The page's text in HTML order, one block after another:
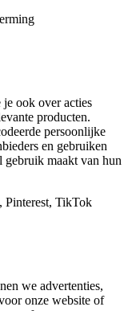
ook over acties
producten.
persoonlijke
en gebruiken
gebruik maakt van hun
TikTok
we advertenties,
onze website of